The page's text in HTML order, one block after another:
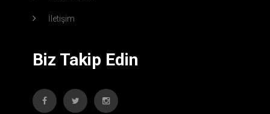
İletişim
Biz Takip Edin